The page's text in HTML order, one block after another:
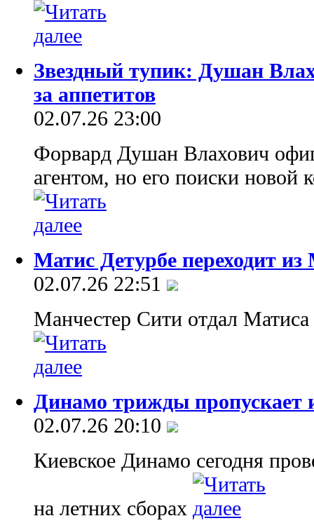
Звездный тупик: Душан
за аппетитов
02.07.26 23:00
Форвард Душан Влахович
агентом, но его поиски новой
Матис Детурбе переходит
02.07.26 22:51
Манчестер Сити отдал
Динамо трижды пропускает
02.07.26 20:10
Киевское Динамо сегодня
на летних сборах